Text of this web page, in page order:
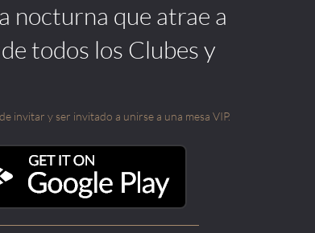
nocturna que atrae a
todos los Clubes y
invitar y ser invitado a unirse a una mesa VIP.